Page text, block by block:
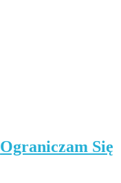
Ograniczam Się